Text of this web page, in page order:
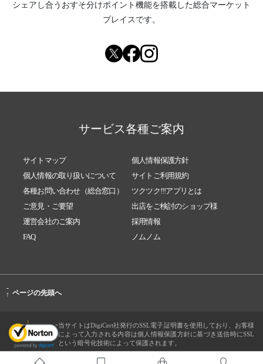
シェアし合う おすそ分けポイント機能を搭載した総合マーケット
プレイスです。
サービス各種ご案内
サイトマップ
個人情報保護方針
個人情報の取り扱いについて
サイトご利用規約
各種お問い合わせ（総合窓口）
ツクツク!!!アプリとは
ご意見・ご要望
出店をご検討のショップ様
運営会社のご案内
採用情報
FAQ
ノムノム
-
↑ ページの先頭へ
当サイトはDigiCert社発行のSSL電子証明書を使用しており、お客様
によって入力される内容は個人情報保護方針に基づき送信時にSSL
という暗号化技術によって保護されます。